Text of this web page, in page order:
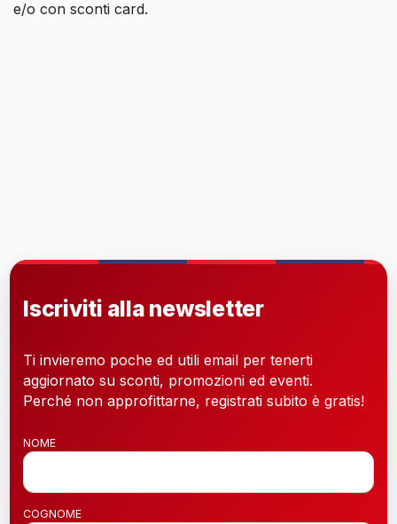
e/o con sconti card.
Iscriviti alla newsletter
Ti invieremo poche ed utili email per tenerti
aggiornato su sconti, promozioni ed eventi.
Perché non approfittarne, registrati subito è gratis!
NOME
COGNOME